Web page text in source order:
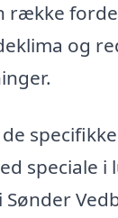
række
og
speciale i